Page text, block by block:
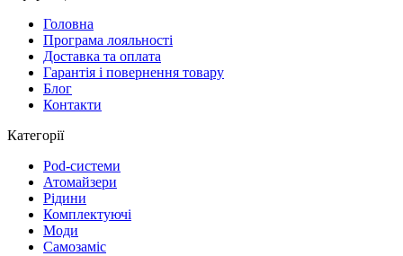
Головна
Програма лояльності
Доставка та оплата
Гарантія і повернення товару
Блог
Контакти
Категорії
Pod-системи
Атомайзери
Рідини
Комплектуючі
Моди
Самозаміс